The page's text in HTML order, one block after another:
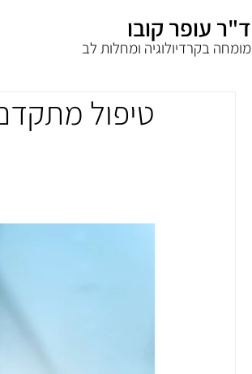
ד"ר עופר קובו
מומחה בקרדיולוגיה ומחלות לב
טיפול